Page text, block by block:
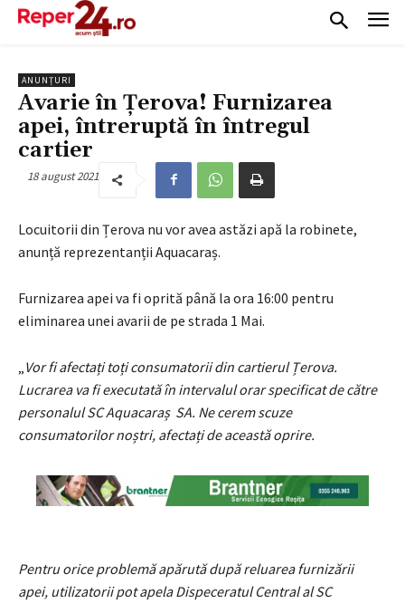
ANUNȚURI
Avarie în Țerova! Furnizarea
apei, întreruptă în întregul
cartier
18 august 2021
Locuitorii din Țerova nu vor avea astăzi apă la robinete,
anunță reprezentanții Aquacaraș.
Furnizarea apei va fi oprită până la ora 16:00 pentru
eliminarea unei avarii de pe strada 1 Mai.
Vor fi afectați toți consumatorii din cartierul Țerova.
Lucrarea va fi executată în intervalul orar specificat de către
personalul SC Aquacaraș SA. Ne cerem scuze
consumatorilor noștri, afectați de această oprire.
Pentru orice problemă apărută după reluarea furnizării
apei, utilizatorii pot apela Dispeceratul Central al SC